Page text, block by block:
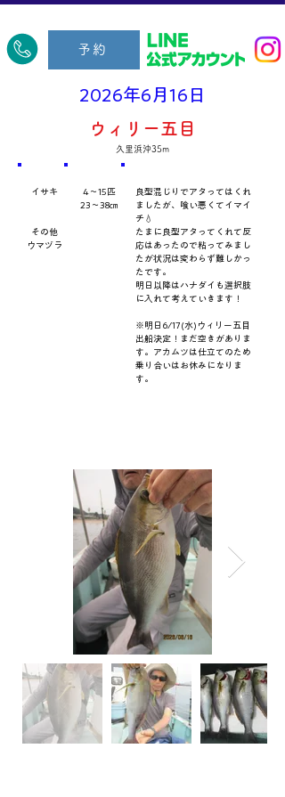
予約
2026年6月16日
ウィリー五目
久里浜沖35m
良型混じりでアタってはくれ
ましたが、喰い悪くてイマイ
チ💧
たまに良型アタってくれて反
応はあったので粘ってみまし
たが状況は変わらず難しかっ
たです。
明日以降はハナダイも選択肢
に入れて考えていきます！
※明日6/17(水)ウィリー五目
出船決定！まだ空きがありま
す。アカムツは仕立てのため
乗り合いはお休みになりま
す。
4～15匹
23～38㎝
イサキ
その他
ウマヅラ